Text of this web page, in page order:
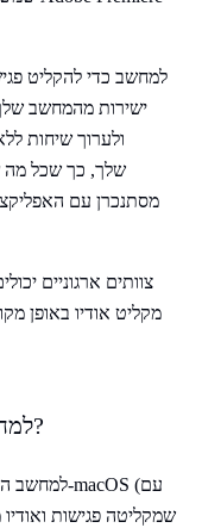
ישירות מהמחשב
מסתנכרן עם
צוותים ארגוניים
מה עושה אפליקציית Otter AI למחשב?